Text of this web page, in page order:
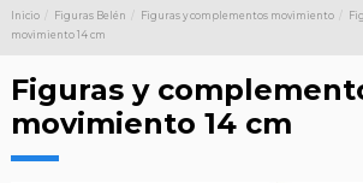
Inicio Figuras Belén Figuras y complementos movimiento
movimiento 14 cm
Figuras y
movimiento 14 cm